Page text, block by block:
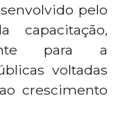
pelo
para a
voltadas
crescimento